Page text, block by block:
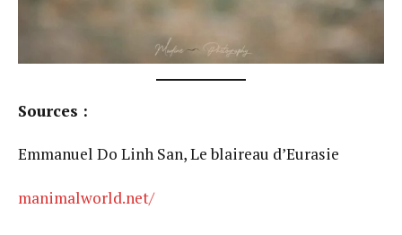
Sources :
Emmanuel Do Linh San, Le blaireau d’Eurasie
manimalworld.net/